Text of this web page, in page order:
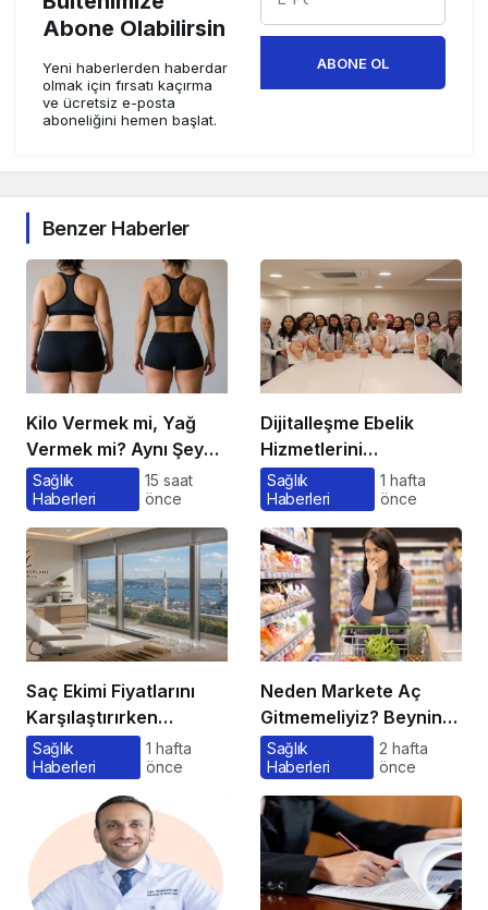
Abone Olabilirsin
Yeni haberlerden haberdar
olmak için fırsatı kaçırma
ve ücretsiz e-posta
aboneliğini hemen başlat.
ABONE OL
Benzer Haberler
Kilo Vermek mi, Yağ
Vermek mi? Aynı Şey
Sanıyoruz Ama Değil!
Sağlık
Haberleri
15 saat
önce
Dijitalleşme Ebelik
Hizmetlerini
Dönüştürüyor
Sağlık
Haberleri
1 hafta
önce
Saç Ekimi Fiyatlarını
Karşılaştırırken
Gözden Kaçan
Maliyetler
Sağlık
Haberleri
1 hafta
önce
Neden Markete Aç
Gitmemeliyiz? Beynin
Satın Alma Psikolojisi
Sağlık
Haberleri
2 hafta
önce